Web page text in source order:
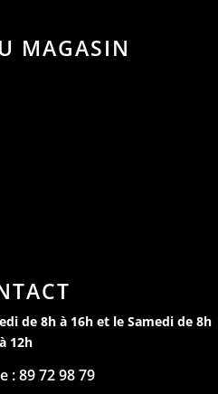
MAGASIN
de 8h à 16h et le Samedi de 8h
à 12h
: 89 72 98 79